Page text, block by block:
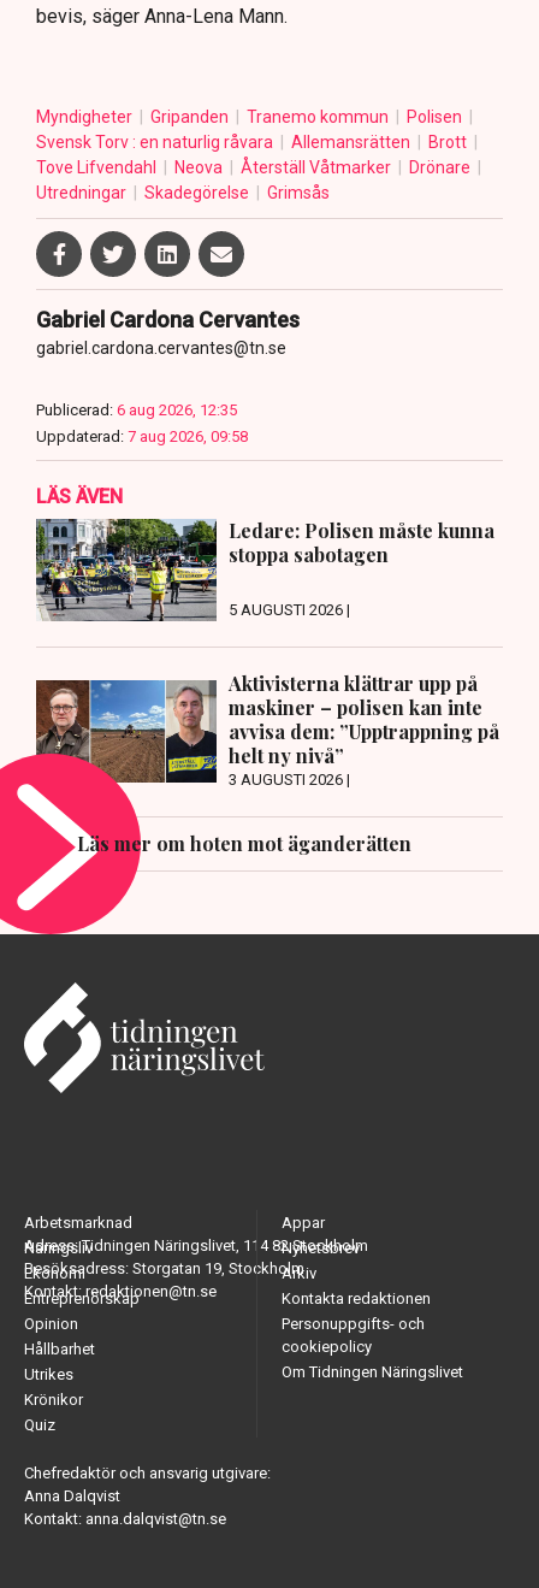
bevis, säger Anna-Lena Mann.
Myndigheter Gripanden Tranemo kommun
Polisen
Svensk Torv : en naturlig råvara
Allemansrätten
Brott
Tove Lifvendahl
Neova Återställ Våtmarker
Drönare
Utredningar
Skadegörelse Grimsås
Gabriel Cardona Cervantes
gabriel.cardona.cervantes@tn.se
Publicerad: 6 aug 2026, 12:35
Uppdaterad: 7 aug 2026, 09:58
LÄS ÄVEN
Ledare: Polisen måste kunna
stoppa sabotagen
5 AUGUSTI 2026 |
Aktivisterna klättrar upp på
maskiner – polisen kan inte
avvisa dem: ”Upptrappning på
helt ny nivå”
3 AUGUSTI 2026 |
Läs mer om hoten mot äganderätten
Adress: Tidningen Näringslivet, 114 82 Stockholm
Besöksadress: Storgatan 19, Stockholm
Kontakt: redaktionen@tn.se
Arbetsmarknad
Näringsliv
Ekonomi
Entreprenörskap
Opinion
Hållbarhet
Utrikes
Krönikor
Quiz
Appar
Nyhetsbrev
Arkiv
Kontakta redaktionen
Personuppgifts- och
cookiepolicy
Om Tidningen Näringslivet
Chefredaktör och ansvarig utgivare:
Anna Dalqvist
Kontakt: anna.dalqvist@tn.se